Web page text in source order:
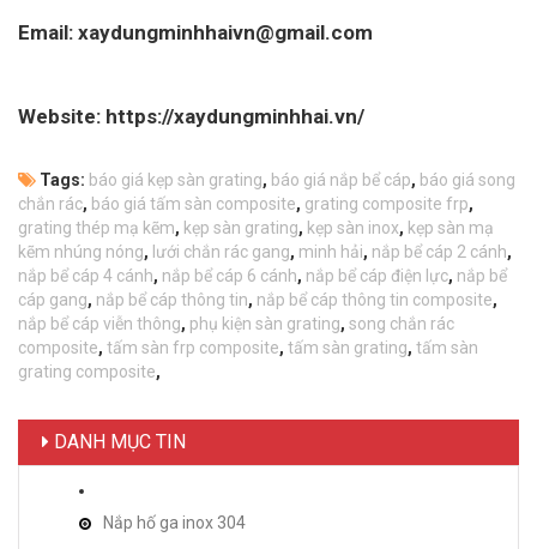
Email: xaydungminhhaivn@gmail.com
Website: https://xaydungminhhai.vn/
Tags: báo giá kẹp sàn grating, báo giá nắp bể cáp, báo giá song
chắn rác, báo giá tấm sàn composite, grating composite frp,
grating thép mạ kẽm, kẹp sàn grating, kẹp sàn inox, kẹp sàn mạ
kẽm nhúng nóng, lưới chắn rác gang, minh hải, nắp bể cáp 2 cánh,
nắp bể cáp 4 cánh, nắp bể cáp 6 cánh, nắp bể cáp điện lực, nắp bể
cáp gang, nắp bể cáp thông tin, nắp bể cáp thông tin composite,
nắp bể cáp viễn thông, phụ kiện sàn grating, song chắn rác
composite, tấm sàn frp composite, tấm sàn grating, tấm sàn
grating composite,
DANH MỤC TIN
Nắp hố ga inox 304